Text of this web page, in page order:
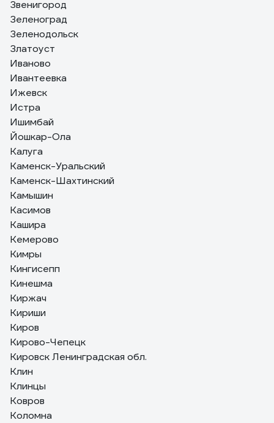
Звенигород
Зеленоград
Зеленодольск
Златоуст
Иваново
Ивантеевка
Ижевск
Истра
Ишимбай
Йошкар-Ола
Калуга
Каменск-Уральский
Каменск-Шахтинский
Камышин
Касимов
Кашира
Кемерово
Кимры
Кингисепп
Кинешма
Киржач
Кириши
Киров
Кирово-Чепецк
Кировск Ленинградская обл.
Клин
Клинцы
Ковров
Коломна